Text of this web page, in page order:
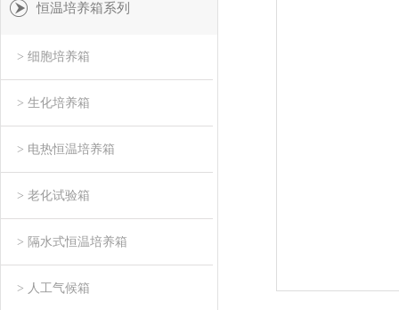
恒温培养箱系列
> 细胞培养箱
> 生化培养箱
> 电热恒温培养箱
> 老化试验箱
> 隔水式恒温培养箱
> 人工气候箱